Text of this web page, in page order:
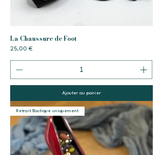
La Chaussure de Foot
Prix
25,00 €
Ajouter au panier
Retrait Boutique uniquement